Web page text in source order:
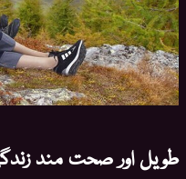
طویل اور صحت مند